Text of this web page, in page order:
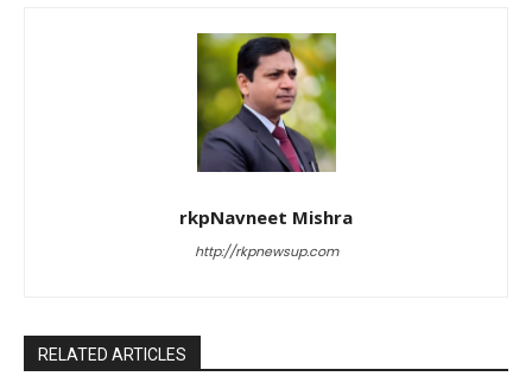
rkpNavneet Mishra
http://rkpnewsup.com
RELATED ARTICLES